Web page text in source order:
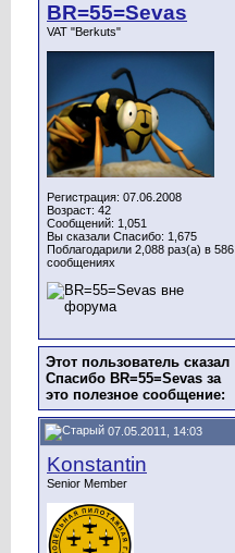
BR=55=Sevas
VAT "Berkuts"
Регистрация: 07.06.2008
Возраст: 42
Сообщений: 1,051
Вы сказали Спасибо: 1,675
Поблагодарили 2,088 раз(а) в 586
сообщениях
Этот пользователь сказал
Спасибо BR=55=Sevas за
это полезное сообщение:
07.05.2011, 14:03
Konstantin
Senior Member